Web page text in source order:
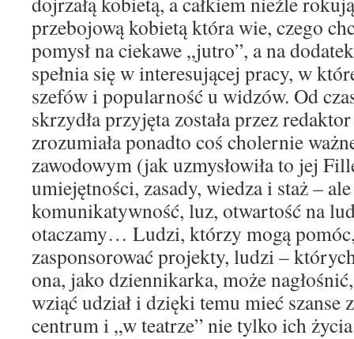
przebojową kobietą która wie, czego
pomysł na ciekawe „jutro”, a na
spełnia się w interesującej pracy, w
szefów i popularność u widzów. Od
skrzydła przyjęta została przez
zrozumiała ponadto coś cholernie
zawodowym (jak uzmysłowiła to jej
umiejętności, zasady, wiedza i staż –
komunikatywność, luz, otwartość na
otaczamy… Ludzi, którzy mogą
zasponsorować projekty, ludzi –
ona, jako dziennikarka, może
wziąć udział i dzięki temu mieć szanse
centrum i „w teatrze” nie tylko ich